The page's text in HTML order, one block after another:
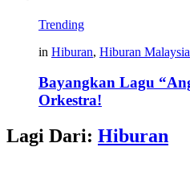
Trending
in Hiburan, Hiburan Malaysia
Bayangkan Lagu
Orkestra!
Lagi Dari: Hiburan